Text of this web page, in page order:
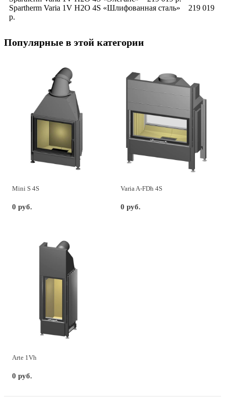
Spartherm Varia 1V H2O 4S «Шлифованная сталь» 219 019
р.
Популярные в этой категории
Mini S 4S
0 руб.
Varia A-FDh 4S
0 руб.
Arte 1Vh
0 руб.